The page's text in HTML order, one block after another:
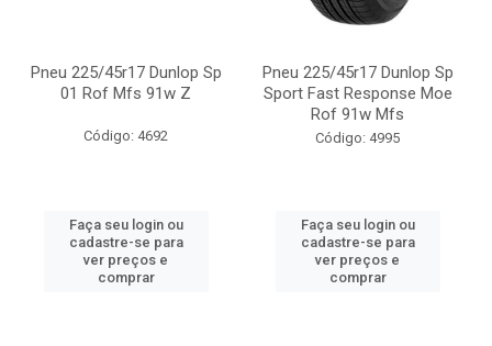
Pneu 225/45r17 Dunlop Sp
01 Rof Mfs 91w Z
Código: 4692
Faça seu login ou
cadastre-se para
ver preços e
comprar
Pneu 225/45r17 Dunlop Sp
Sport Fast Response Moe
Rof 91w Mfs
Código: 4995
Faça seu login ou
cadastre-se para
ver preços e
comprar